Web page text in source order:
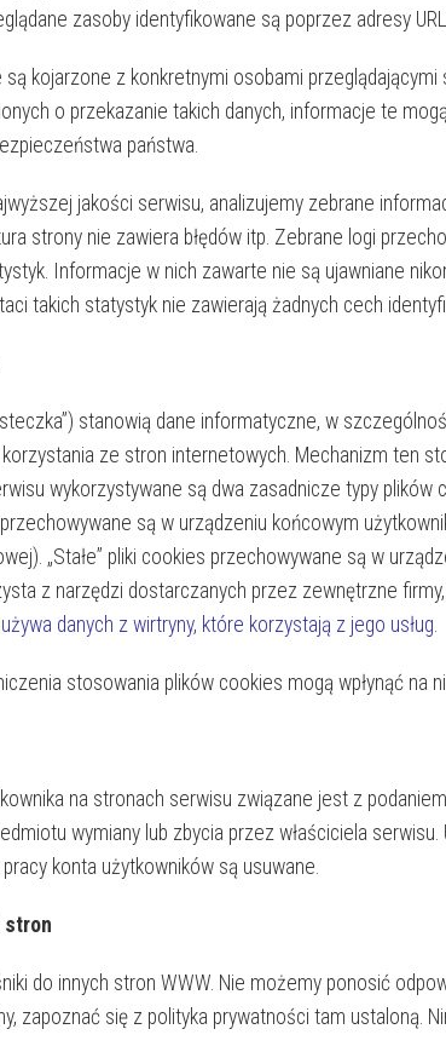
zasoby identyfikowane są poprzez adresy
są kojarzone z konkretnymi osobami
o przekazanie takich danych, informacje te
państwa.
jakości serwisu, analizujemy zebrane
strony nie zawiera błędów itp. Zebrane logi
Informacje w nich zawarte nie są ujawniane
takich statystyk nie zawierają żadnych cech
stanowią dane informatyczne, w
ze stron internetowych. Mechanizm ten
wykorzystywane są dwa zasadnicze typy plików
są w urządzeniu końcowym
„Stałe” pliki cookies przechowywane są w
z narzędzi dostarczanych przez zewnętrzne
danych z wirtryny, które korzystają z jego usług.
stosowania plików cookies mogą wpłynąć
na stronach serwisu związane jest z
wymiany lub zbycia przez właściciela
konta użytkowników są usuwane.
stron
do innych stron WWW. Nie możemy ponosić
zapoznać się z polityka prywatności tam ustaloną.